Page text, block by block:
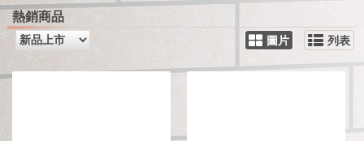
熱銷商品
圖片 列表